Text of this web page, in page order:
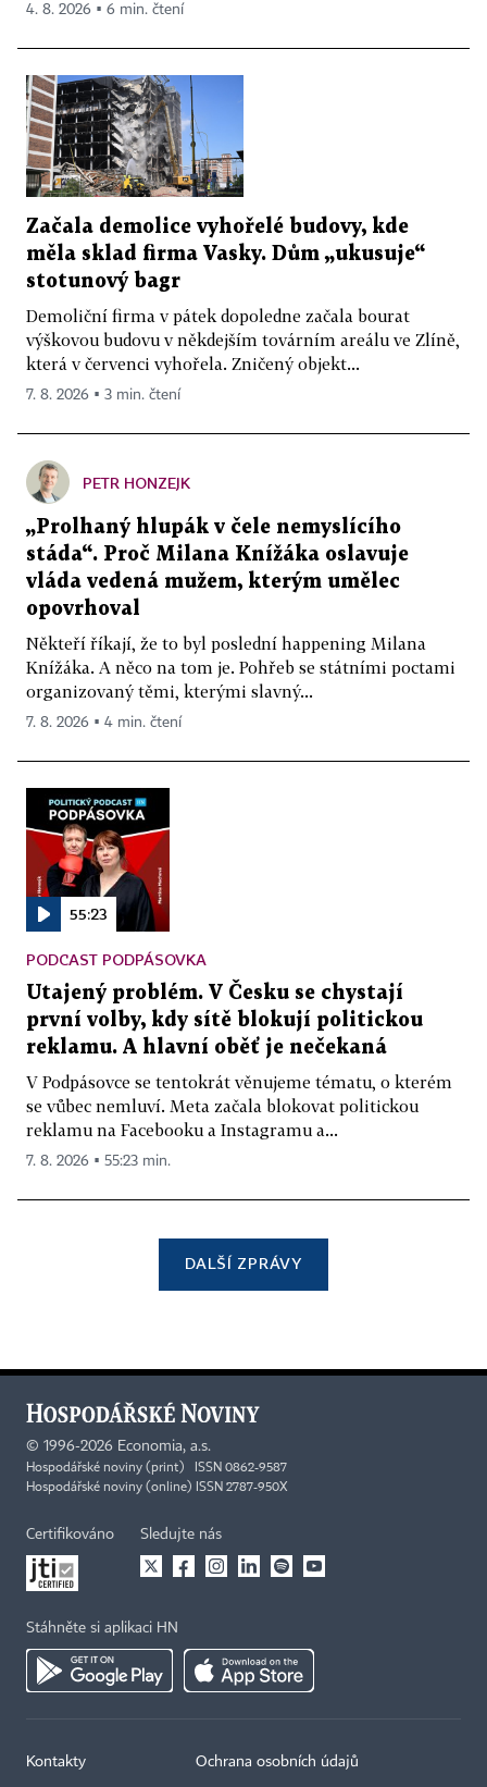
4. 8. 2026 ▪ 6 min. čtení
Začala demolice vyhořelé budovy, kde
měla sklad firma Vasky. Dům „ukusuje“
stotunový bagr
Demoliční firma v pátek dopoledne začala bourat
výškovou budovu v někdejším továrním areálu ve Zlíně,
která v červenci vyhořela. Zničený objekt...
7. 8. 2026 ▪ 3 min. čtení
PETR HONZEJK
„Prolhaný hlupák v čele nemyslícího
stáda“. Proč Milana Knížáka oslavuje
vláda vedená mužem, kterým umělec
opovrhoval
Někteří říkají, že to byl poslední happening Milana
Knížáka. A něco na tom je. Pohřeb se státními poctami
organizovaný těmi, kterými slavný...
7. 8. 2026 ▪ 4 min. čtení
55:23
PODCAST PODPÁSOVKA
Utajený problém. V Česku se chystají
první volby, kdy sítě blokují politickou
reklamu. A hlavní oběť je nečekaná
V Podpásovce se tentokrát věnujeme tématu, o kterém
se vůbec nemluví. Meta začala blokovat politickou
reklamu na Facebooku a Instagramu a...
7. 8. 2026 ▪ 55:23 min.
DALŠÍ ZPRÁVY
© 1996-2026 Economia, a.s.
Hospodářské noviny (print) ISSN 0862-9587
Hospodářské noviny (online) ISSN 2787-950X
Certifikováno Sledujte nás
Stáhněte si aplikaci HN
Kontakty Ochrana osobních údajů